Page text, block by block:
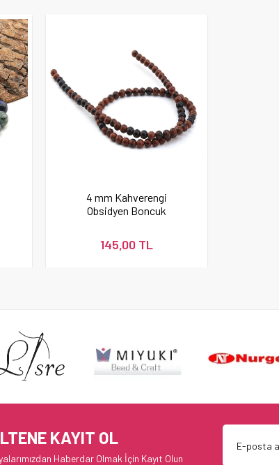
4 mm Kahverengi
Obsidyen Boncuk
145,00 TL
KAYIT OL
Haberdar Olmak İçin Kayıt Olun